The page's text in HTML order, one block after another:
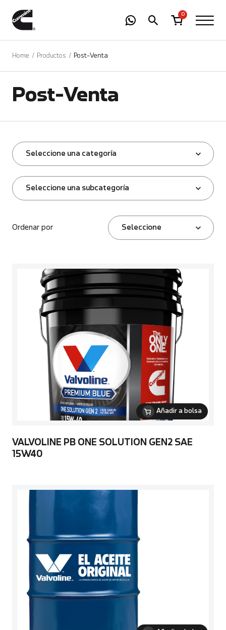
0
Home Productos Post-Venta
Post-Venta
Seleccione una categoría
Seleccione una subcategoría
Ordenar por Seleccione
Añadir a bolsa
VALVOLINE PB ONE SOLUTION GEN2 SAE
15W40